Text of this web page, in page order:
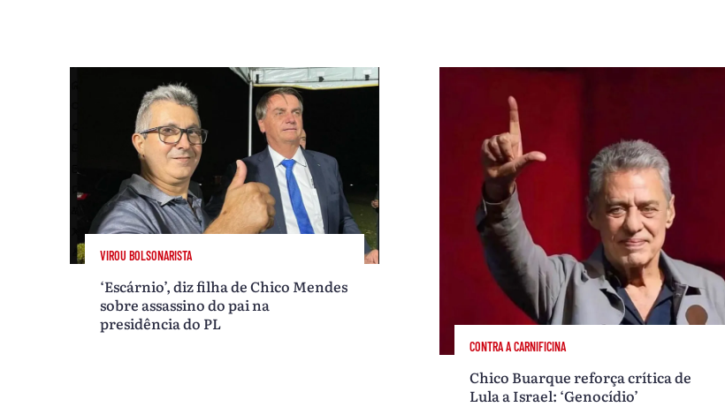
VIROU BOLSONARISTA
‘Escárnio’, diz filha de Chico Mendes
sobre assassino do pai na
presidência do PL
CONTRA A CARNIFICINA
Chico Buarque reforça crítica de
Lula a Israel: ‘Genocídio’